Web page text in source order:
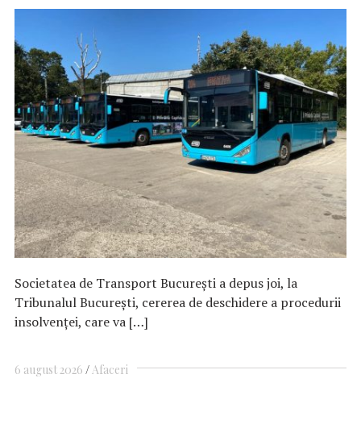
Societatea de Transport Bucureşti a depus joi, la
Tribunalul Bucureşti, cererea de deschidere a procedurii
insolvenţei, care va […]
6 august 2026 Afaceri